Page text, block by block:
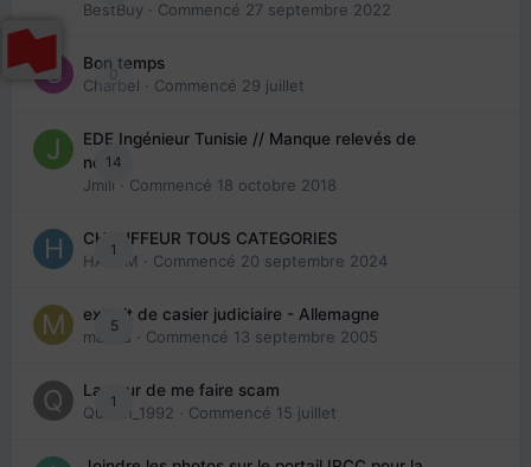
BestBuy · Commencé 27 septembre 2022
0
Bon temps
Charbel · Commencé 29 juillet
14
EDE Ingénieur Tunisie // Manque relevés de
note
Jmili · Commencé 18 octobre 2018
1
CHAUFFEUR TOUS CATEGORIES
HAZEM · Commencé 20 septembre 2024
5
extrait de casier judiciaire - Allemagne
maries · Commencé 13 septembre 2005
1
La peur de me faire scam
Queen_1992 · Commencé 15 juillet